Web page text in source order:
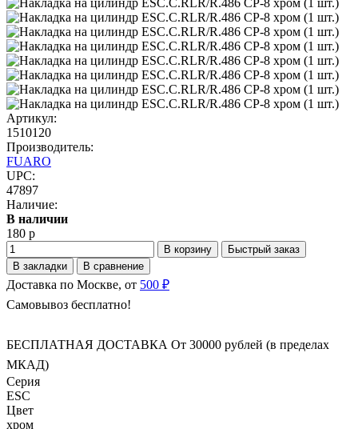
Артикул:
1510120
Производитель:
FUARO
UPC:
47897
Наличие:
В наличии
180 р
В корзину
Быстрый заказ
В закладки
В сравнение
Доставка по Москве, от 500 ₽
Самовывоз бесплатно!
БЕСПЛАТНАЯ ДОСТАВКА От 30000 рублей (в пределах
МКАД)
Серия
ESC
Цвет
хром